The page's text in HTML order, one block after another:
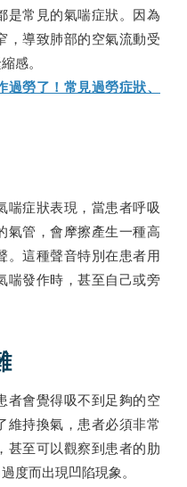
是常見的氣喘症狀。因為
，導致肺部的空氣流動受
感。
勞了！常見過勞症狀、
喘症狀表現，當患者呼吸
氣管，會摩擦產生一種高
。這種聲音特別在患者用
喘發作時，甚至自己或旁
者會覺得吸不到足夠的空
維持換氣，患者必須非常
甚至可以觀察到患者的肋
度而出現凹陷現象。